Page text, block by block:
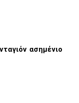
ασημένιο